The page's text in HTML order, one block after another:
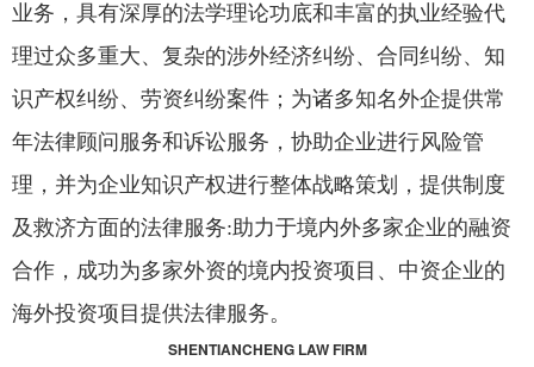
业务，具有深厚的法学理论功底和丰富的执业经验代
理过众多重大、复杂的涉外经济纠纷、合同纠纷、知
识产权纠纷、劳资纠纷案件；为诸多知名外企提供常
年法律顾问服务和诉讼服务，协助企业进行风险管
理，并为企业知识产权进行整体战略策划，提供制度
及救济方面的法律服务:助力于境内外多家企业的融资
合作，成功为多家外资的境内投资项目、中资企业的
海外投资项目提供法律服务。
SHENTIANCHENG LAW FIRM